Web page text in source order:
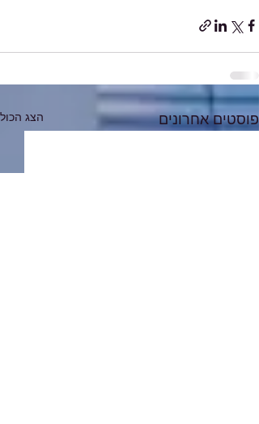
פוסטים אחרונים הצג הכול